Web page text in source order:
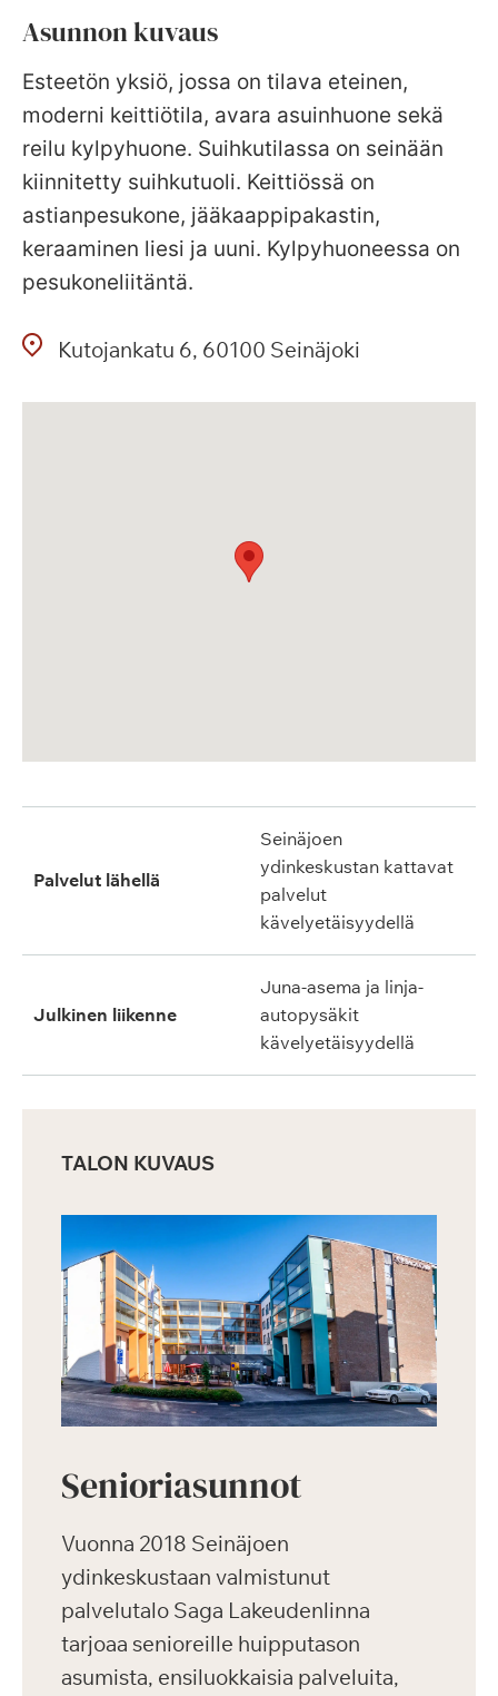
Asunnon kuvaus
Esteetön yksiö, jossa on tilava eteinen,
moderni keittiötila, avara asuinhuone sekä
reilu kylpyhuone. Suihkutilassa on seinään
kiinnitetty suihkutuoli. Keittiössä on
astianpesukone, jääkaappipakastin,
keraaminen liesi ja uuni. Kylpyhuoneessa on
pesukoneliitäntä.
Kutojankatu 6 60100 Seinäjoki
Palvelut lähellä
Seinäjoen
ydinkeskustan kattavat
palvelut
kävelyetäisyydellä
Julkinen liikenne
Juna-asema ja linja-
autopysäkit
kävelyetäisyydellä
TALON KUVAUS
Senioriasunnot
Vuonna 2018 Seinäjoen
ydinkeskustaan valmistunut
palvelutalo Saga Lakeudenlinna
tarjoaa senioreille huipputason
asumista, ensiluokkaisia palveluita,